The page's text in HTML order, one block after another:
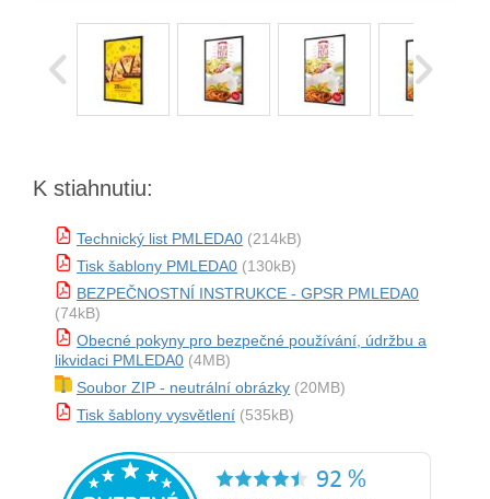
K stiahnutiu:
Technický list PMLEDA0 (214kB)
Tisk šablony PMLEDA0 (130kB)
BEZPEČNOSTNÍ INSTRUKCE - GPSR PMLEDA0
(74kB)
Obecné pokyny pro bezpečné používání, údržbu a
likvidaci PMLEDA0 (4MB)
Soubor ZIP - neutrální obrázky (20MB)
Tisk šablony vysvětlení (535kB)